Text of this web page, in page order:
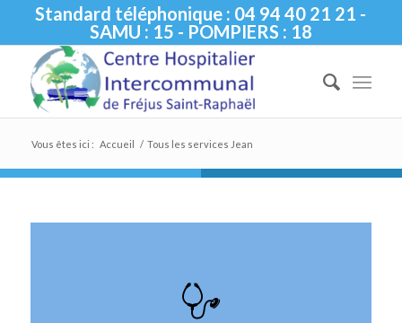
Standard téléphonique : 04 94 40 21 21 -
SAMU : 15 - POMPIERS : 18
Vous êtes ici : Accueil / Tous les services Jean